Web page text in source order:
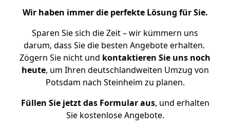
Wir haben immer die perfekte Lösung für Sie.
Sparen Sie sich die Zeit – wir kümmern uns
darum, dass Sie die besten Angebote erhalten.
Zögern Sie nicht und kontaktieren Sie uns noch
heute, um Ihren deutschlandweiten Umzug von
Potsdam nach Steinheim zu planen.
Füllen Sie jetzt das Formular aus, und erhalten
Sie kostenlose Angebote.